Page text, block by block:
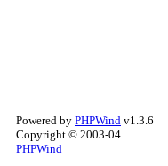
Powered by PHPWind v1.3.6
Copyright © 2003-04
PHPWind